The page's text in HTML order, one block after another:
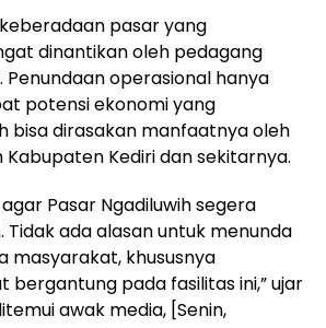
pasar yang
dinantikan oleh pedagang
operasional hanya
potensi ekonomi yang
bisa dirasakan manfaatnya oleh
Kabupaten Kediri dan sekitarnya.
Pasar Ngadiluwih segera
Tidak ada alasan untuk menunda
masyarakat, khususnya
bergantung pada fasilitas ini,” ujar
awak media, [Senin,